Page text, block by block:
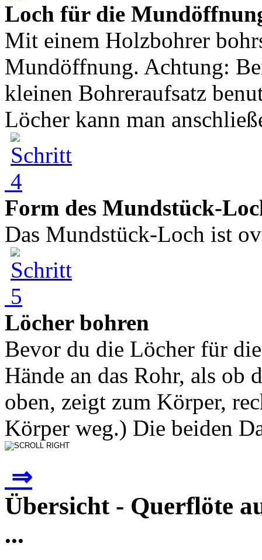
Loch für die
Mit einem Holzbohrer
Mundöffnung. Achtung:
kleinen Bohreraufsatz
Löcher kann man
Form des Mundstück-
Das Mundstück-Loch ist
Löcher bohren
Bevor du die Löcher für
Hände an das Rohr, als ob
oben, zeigt zum Körper,
Körper weg.) Die beiden
⇒
Übersicht - Querflöte
...